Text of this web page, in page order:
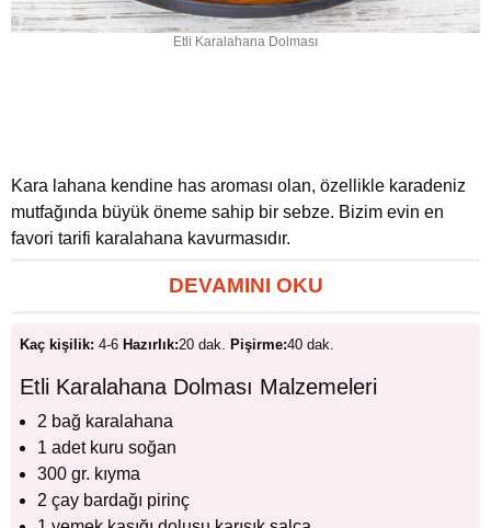
Etli Karalahana Dolması
Kara lahana kendine has aroması olan, özellikle karadeniz
mutfağında büyük öneme sahip bir sebze. Bizim evin en
favori tarifi karalahana kavurmasıdır.
DEVAMINI OKU
Kaç kişilik: 4-6 Hazırlık:20 dak. Pişirme:40 dak.
Etli Karalahana Dolması Malzemeleri
2 bağ karalahana
1 adet kuru soğan
300 gr. kıyma
2 çay bardağı pirinç